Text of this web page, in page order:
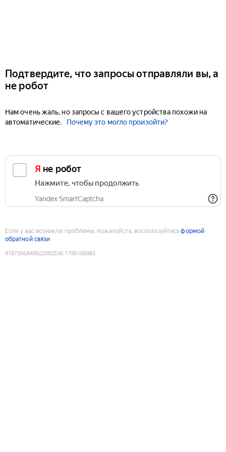
Подтвердите, что запросы отправляли вы, а
не робот
Нам очень жаль, но запросы с вашего устройства похожи на
автоматические.
Почему это могло произойти?
Я не робот
Нажмите, чтобы продолжить
Yandex SmartCaptcha
Если у вас возникли проблемы, пожалуйста, воспользуйтесьформой
обратной связи
9187306849922082536:1786168982